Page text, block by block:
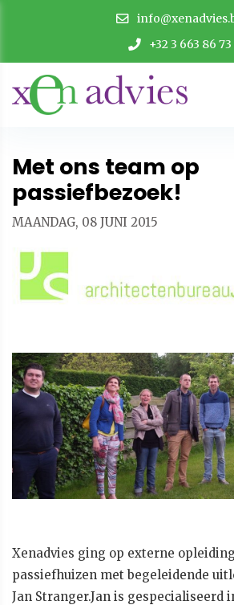
+32 3 663 86 73
Met ons team op
passiefbezoek!
MAANDAG, 08 JUNI 2015
Xenadvies ging op externe
passiefhuizen met begeleidende
Jan Stranger.Jan is gespecialiseerd